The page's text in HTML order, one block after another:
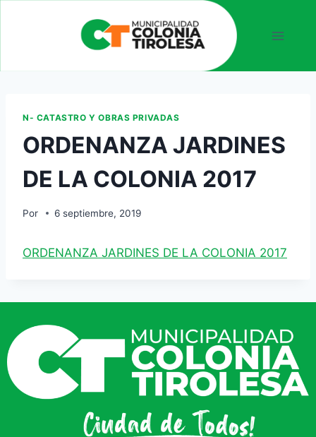
N- CATASTRO Y OBRAS PRIVADAS
ORDENANZA JARDINES
DE LA COLONIA 2017
Por 6 septiembre, 2019
ORDENANZA JARDINES DE LA COLONIA 2017